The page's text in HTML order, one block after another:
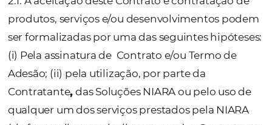
inerentes a cada componente.
As Partes, de comum acordo, celebram o
Contrato, que será regido pelas seguintes
cláusulas e condições:
1. DEFINIÇÕES
1.1. Para perfeito entendimento e